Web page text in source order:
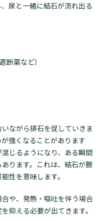
尿と一緒に結石が流れ出る
断薬など）
ながら排石を促していきま
強くなることがあります
じるようになり、ある瞬間
ります。これは、結石が膀
性を意味します。
や、発熱・嘔吐を伴う場合
抑える必要が出てきます。